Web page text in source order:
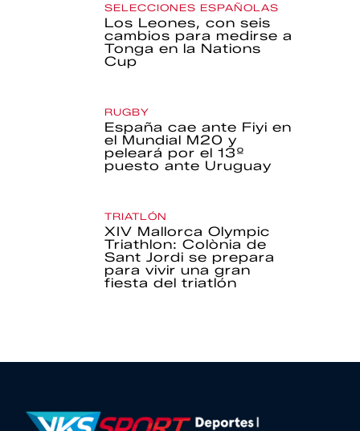
SELECCIONES ESPAÑOLAS
Los Leones, con seis
cambios para medirse a
Tonga en la Nations
Cup
RUGBY
España cae ante Fiyi en
el Mundial M20 y
peleará por el 13º
puesto ante Uruguay
TRIATLÓN
XIV Mallorca Olympic
Triathlon: Colònia de
Sant Jordi se prepara
para vivir una gran
fiesta del triatlón